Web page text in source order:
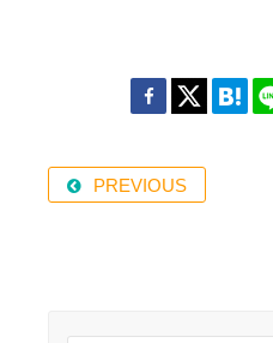
PREVIOUS